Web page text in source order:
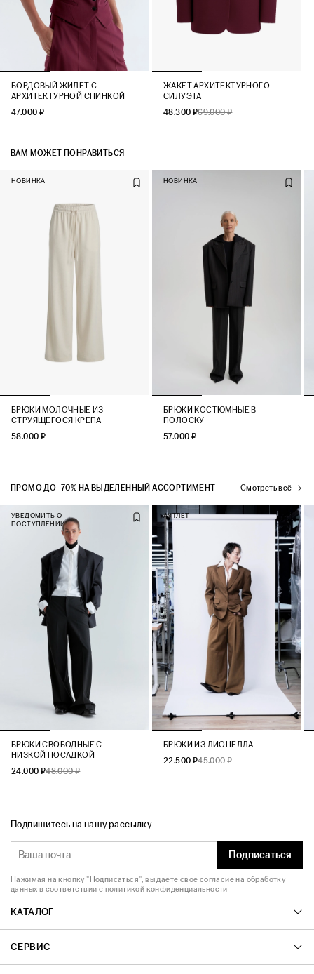
БОРДОВЫЙ ЖИЛЕТ С
АРХИТЕКТУРНОЙ СПИНКОЙ
47.000 ₽
ЖАКЕТ АРХИТЕКТУРНОГО
СИЛУЭТА
48.300 ₽69.000 ₽
ВАМ МОЖЕТ ПОНРАВИТЬСЯ
НОВИНКА
БРЮКИ МОЛОЧНЫЕ ИЗ
СТРУЯЩЕГОСЯ КРЕПА
58.000 ₽
НОВИНКА
БРЮКИ КОСТЮМНЫЕ В
ПОЛОСКУ
57.000 ₽
ПРОМО ДО -70% НА ВЫДЕЛЕННЫЙ АССОРТИМЕНТ Смотреть всё
УВЕДОМИТЬ О
ПОСТУПЛЕНИИ
БРЮКИ СВОБОДНЫЕ С
НИЗКОЙ ПОСАДКОЙ
24.000 ₽48.000 ₽
АУТЛЕТ
БРЮКИ ИЗ ЛИОЦЕЛЛА
22.500 ₽45.000 ₽
КАТАЛОГ
СЕРВИС
Подпишитесь на нашу рассылку
Подписаться
Нажимая на кнопку "Подписаться", вы даете свое согласие на обработку
данных в соответствии с политикой конфиденциальности